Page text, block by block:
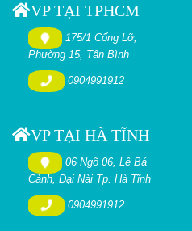
VP TẠI TPHCM
175/1 Cống Lỡ,
Phường 15, Tân Bình
0904991912
VP TẠI HÀ TĨNH
06 Ngõ 06, Lê Bá
Cảnh, Đại Nài Tp. Hà Tĩnh
0904991912